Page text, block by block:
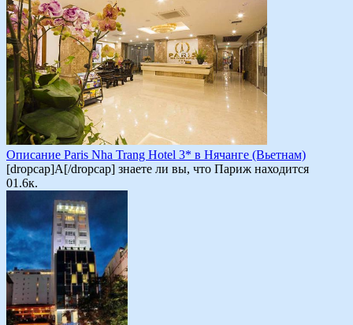
Описание Paris Nha Trang Hotel 3* в Нячанге (Вьетнам)
[dropcap]А[/dropcap] знаете ли вы, что Париж находится
01.6к.